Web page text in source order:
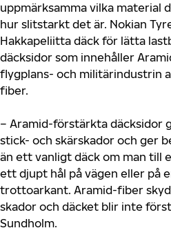
uppmärksamma vilka material
hur slitstarkt det är. Nokian
Hakkapeliitta däck för lätta
däcksidor som innehåller
flygplans- och militärindustrin
fiber.
– Aramid-förstärkta däcksidor
stick- och skärskador och ger
än ett vanligt däck om man till
ett djupt hål på vägen eller på
trottoarkant. Aramid-fiber
skador och däcket blir inte
Sundholm.